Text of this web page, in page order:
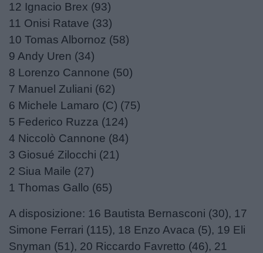
12 Ignacio Brex (93)
11 Onisi Ratave (33)
10 Tomas Albornoz (58)
9 Andy Uren (34)
8 Lorenzo Cannone (50)
7 Manuel Zuliani (62)
6 Michele Lamaro (C) (75)
5 Federico Ruzza (124)
4 Niccolò Cannone (84)
3 Giosué Zilocchi (21)
2 Siua Maile (27)
1 Thomas Gallo (65)
A disposizione: 16 Bautista Bernasconi (30), 17
Simone Ferrari (115), 18 Enzo Avaca (5), 19 Eli
Snyman (51), 20 Riccardo Favretto (46), 21